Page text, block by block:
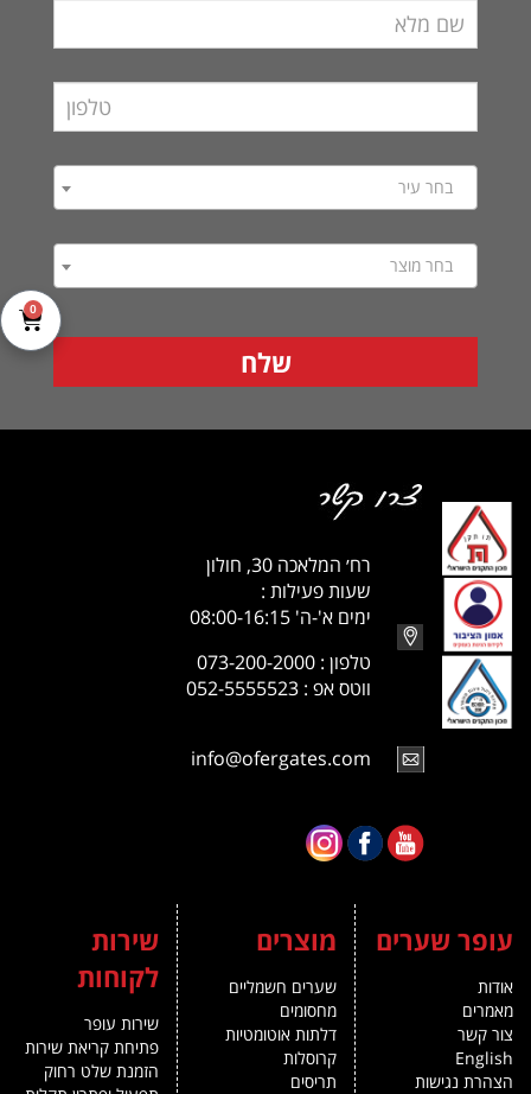
בחר עיר
בחר מוצר
רח׳ המלאכה 30, חולון
שעות פעילות :
ימים א'-ה' 08:00-16:15
טלפון : 073-200-2000
ווטס אפ : 052-5555523
info@ofergates.com
עופר שערים
אודות
מאמרים
צור קשר
English
הצהרת נגישות
מוצרים
שערים חשמליים
מחסומים
דלתות אוטומטיות
קרוסלות
תריסים
שירות
לקוחות
שירות עופר
פתיחת קריאת שירות
הזמנת שלט רחוק
0